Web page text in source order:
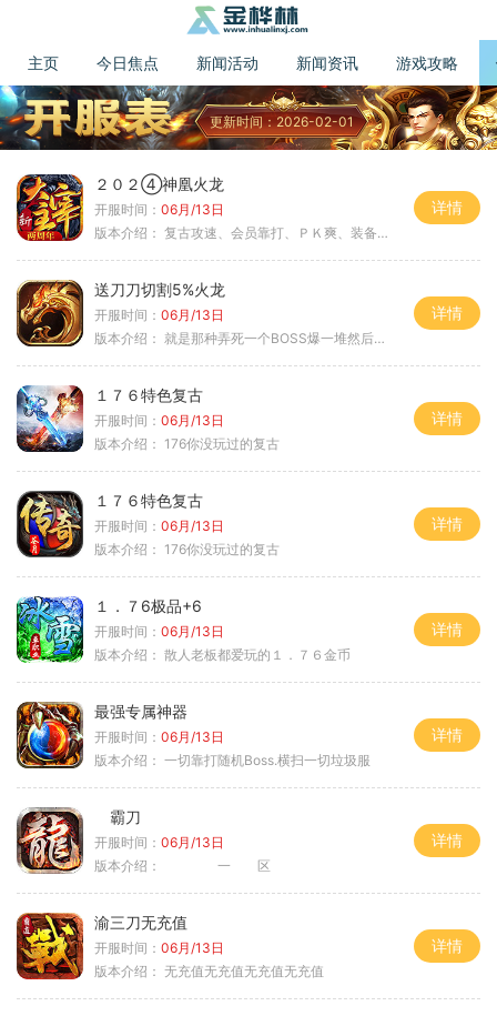
主页 今日焦点 新闻活动 新闻资讯 游戏攻略
更新时间：2026-02-01
２０２④神凰火龙
开服时间： 06月/13日
版本介绍： 复古攻速、会员靠打、ＰＫ爽、装备全爆
详情
送刀刀切割5%火龙
开服时间： 06月/13日
版本介绍： 就是那种弄死一个BOSS爆一堆然后就起飞
详情
１７６特色复古
开服时间： 06月/13日
版本介绍： 176你没玩过的复古
详情
１７６特色复古
开服时间： 06月/13日
版本介绍： 176你没玩过的复古
详情
１．７6极品+6
开服时间： 06月/13日
版本介绍： 散人老板都爱玩的１．７６金币
详情
最强专属神器
开服时间： 06月/13日
版本介绍： 一切靠打随机Boss.横扫一切垃圾服
详情
霸刀
开服时间： 06月/13日
版本介绍：
一 区
详情
渝三刀无充值
开服时间： 06月/13日
版本介绍： 无充值无充值无充值无充值
详情